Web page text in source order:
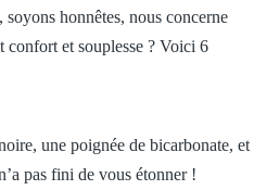
honnêtes, nous concerne
confort et souplesse ? Voici 6
une poignée de bicarbonate, et
pas fini de vous étonner !